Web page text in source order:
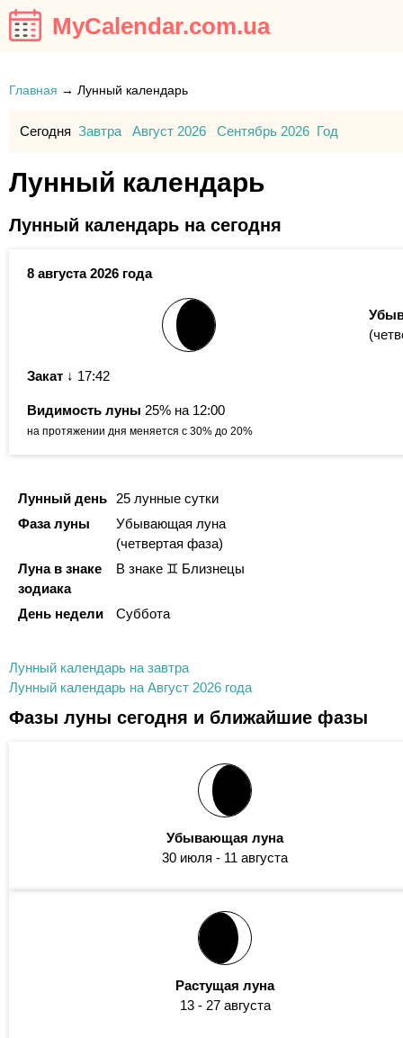
MyCalendar.com.ua
Главная → Лунный календарь
Сегодня Завтра Август 2026 Сентябрь 2026 Год
Лунный календарь
Лунный календарь на сегодня
8 августа 2026 года
Закат ↓ 17:42
Видимость луны 25% на 12:00
на протяжении дня меняется с 30% до 20%
Лунный день
25 лунные сутки
Фаза луны
Убывающая луна
(четвертая фаза)
Луна в знаке
зодиака
В знаке ♊ Близнецы
День недели Суббота
Лунный календарь на завтра
Лунный календарь на Август 2026 года
Фазы луны сегодня и ближайшие фазы
Убывающая луна
30 июля - 11 августа
Растущая луна
13 - 27августа